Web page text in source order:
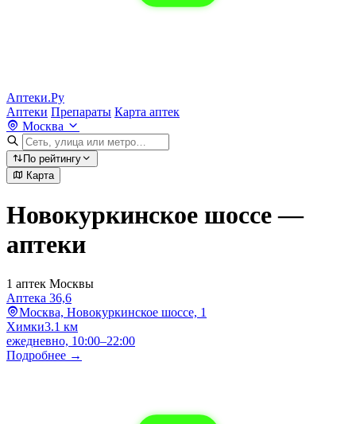
Аптеки.Ру
Аптеки Препараты Карта аптек
Москва
По рейтингу
Карта
Новокуркинское шоссе —
аптеки
1 аптек Москвы
Аптека 36,6
Москва, Новокуркинское шоссе, 1
Химки3.1 км
ежедневно, 10:00–22:00
Подробнее →